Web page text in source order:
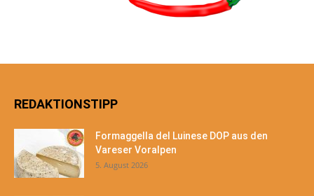
REDAKTIONSTIPP
Formaggella del Luinese DOP aus den
Vareser Voralpen
5. August 2026